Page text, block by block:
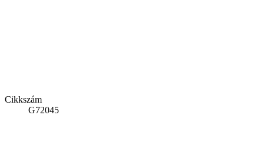
Cikkszám
G72045